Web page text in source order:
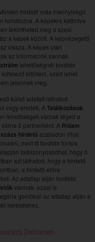
hirdető más mennyiségű
korlátozva. A képekre kattintva
tekintheted meg a szexi
a képek között. A képnézegető
vissza. A képek után
az információk vannak
lehetőségnél további
kitölteni, ezért lehet
jelennek meg.
külső adatait láthatod.
vagy eredeti. A Találkozások
lehetőségek várnak téged a
ő partnerként. A Rólam
hirdetőszabadon írhat
mert itt további fontos
bebizonyosodhat, hogy ő
azt láthatod, hogy a hirdető
a hirdető előre
Az adatlap alján további
vannak, ezzel is
gombbal az adatlap alján a
kereséshez.
Debrecen